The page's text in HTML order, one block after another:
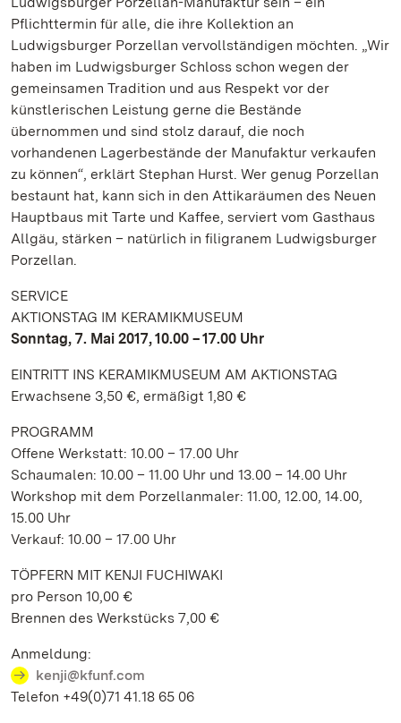
Pflichttermin für alle, die ihre Kollektion an
Ludwigsburger Porzellan vervollständigen möchten. „Wir
haben im Ludwigsburger Schloss schon wegen der
gemeinsamen Tradition und aus Respekt vor der
künstlerischen Leistung gerne die Bestände
übernommen und sind stolz darauf, die noch
vorhandenen Lagerbestände der Manufaktur verkaufen
zu können“, erklärt Stephan Hurst. Wer genug Porzellan
bestaunt hat, kann sich in den Attikaräumen des Neuen
Hauptbaus mit Tarte und Kaffee, serviert vom Gasthaus
Allgäu, stärken – natürlich in filigranem Ludwigsburger
Porzellan.
SERVICE
AKTIONSTAG IM KERAMIKMUSEUM
Sonntag, 7. Mai 2017, 10.00 – 17.00 Uhr
EINTRITT INS KERAMIKMUSEUM AM AKTIONSTAG
Erwachsene 3,50 €, ermäßigt 1,80 €
PROGRAMM
Offene Werkstatt: 10.00 – 17.00 Uhr
Schaumalen: 10.00 – 11.00 Uhr und 13.00 – 14.00 Uhr
Workshop mit dem Porzellanmaler: 11.00, 12.00, 14.00,
15.00 Uhr
Verkauf: 10.00 – 17.00 Uhr
TÖPFERN MIT KENJI FUCHIWAKI
pro Person 10,00 €
Brennen des Werkstücks 7,00 €
Anmeldung:
kenji@kfunf.com
Telefon +49(0)71 41.18 65 06